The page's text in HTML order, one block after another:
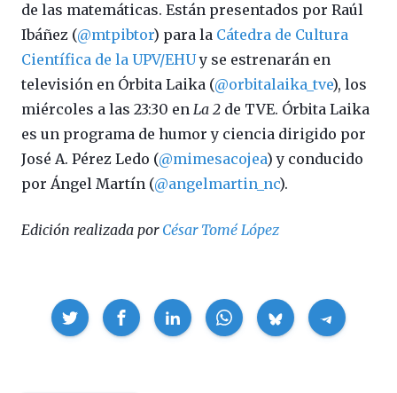
de las matemáticas. Están presentados por Raúl
Ibáñez (@mtpibtor) para la Cátedra de Cultura
Científica de la UPV/EHUy se estrenarán en
televisión en Órbita Laika (@orbitalaika_tve), los
miércoles a las 23:30 en La 2 de TVE. Órbita Laika
es un programa de humor y ciencia dirigido por
José A. Pérez Ledo (@mimesacojea) y conducido
por Ángel Martín (@angelmartin_nc).
Edición realizada por César Tomé López
Compartir